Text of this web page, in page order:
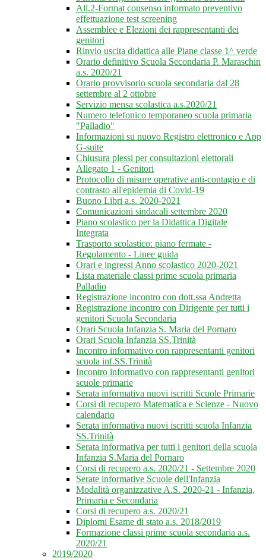
All.2-Format consenso informato preventivo
effettuazione test screening
Assemblee e Elezioni dei rappresentanti dei
genitori
Rinvio uscita didattica alle Piane classe 1^ verde
Orario definitivo Scuola Secondaria P. Maraschin
a.s. 2020/21
Orario provvisorio scuola secondaria dal 28
settembre al 2 ottobre
Servizio mensa scolastica a.s.2020/21
Numero telefonico temporaneo scuola primaria
"Palladio"
Informazioni su nuovo Registro elettronico e App
G-suite
Chiusura plessi per consultazioni elettorali
Allegato 1 - Genitori
Protocollo di misure operative anti-contagio e di
contrasto all'epidemia di Covid-19
Buono Libri a.s. 2020-2021
Comunicazioni sindacali settembre 2020
Piano scolastico per la Didattica Digitale
Integrata
Trasporto scolastico: piano fermate -
Regolamento - Linee guida
Orari e ingressi Anno scolastico 2020-2021
Lista materiale classi prime scuola primaria
Palladio
Registrazione incontro con dott.ssa Andretta
Registrazione incontro con Dirigente per tutti i
genitori Scuola Secondaria
Orari Scuola Infanzia S. Maria del Pornaro
Orari Scuola Infanzia SS.Trinità
Incontro informativo con rappresentanti genitori
scuola inf.SS.Trinità
Incontro informativo con rappresentanti genitori
scuole primarie
Serata informativa nuovi iscritti Scuole Primarie
Corsi di recupero Matematica e Scienze - Nuovo
calendario
Serata informativa nuovi iscritti scuola Infanzia
SS.Trinità
Serata informativa per tutti i genitori della scuola
Infanzia S.Maria del Pornaro
Corsi di recupero a.s. 2020/21 - Settembre 2020
Serate informative Scuole dell'Infanzia
Modalità organizzative A.S. 2020-21 - Infanzia,
Primaria e Secondaria
Corsi di recupero a.s. 2020/21
Diplomi Esame di stato a.s. 2018/2019
Formazione classi prime scuola secondaria a.s.
2020/21
2019/2020